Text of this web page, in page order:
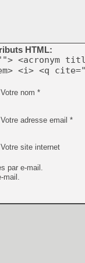
HTML:
<acronym
<i> <q
Votre nom *
Votre adresse email *
Votre site internet
par e-mail.